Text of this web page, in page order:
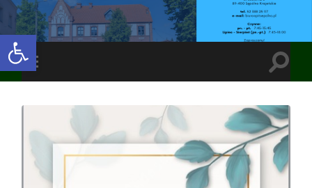
Open toolbar
Toggle
mobile
Toggle